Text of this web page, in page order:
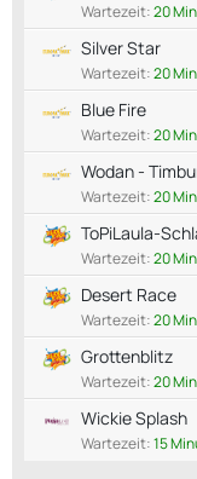
Wartezeit:20
Silver Star
Wartezeit:20
Blue Fire
Wartezeit:20
Wodan -
Wartezeit:20
ToPiLaula-
Wartezeit:20
Desert Race
Wartezeit:20
Grottenblitz
Wartezeit:20
Wickie Splash
Wartezeit:15